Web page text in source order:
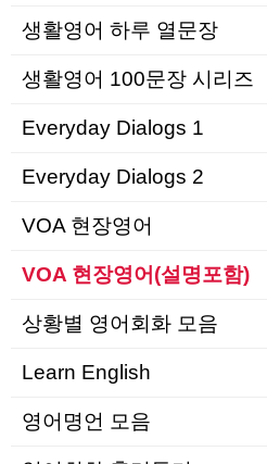
생활영어 하루 열문장
생활영어 100문장 시리즈
Everyday Dialogs 1
Everyday Dialogs 2
VOA 현장영어
VOA 현장영어(설명포함)
상황별 영어회화 모음
Learn English
영어명언 모음